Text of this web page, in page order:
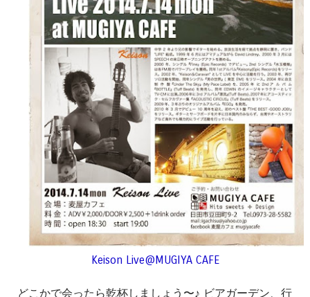
Keison Live@MUGIYA CAFE
どこかで会ったら乾杯しましょう〜♪ ビアガーデン、行